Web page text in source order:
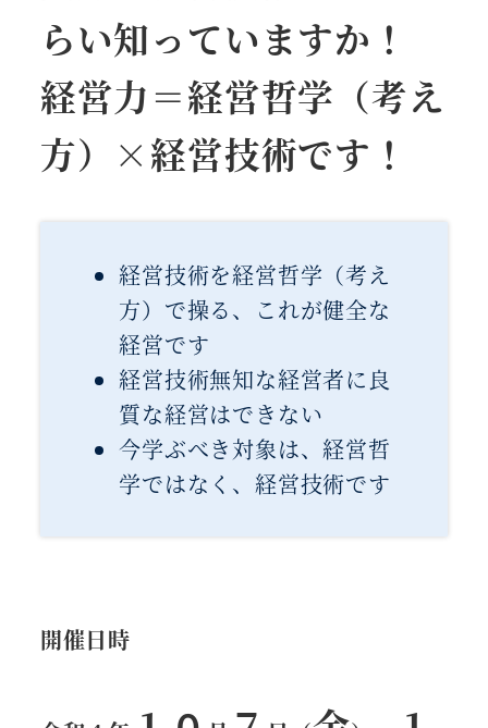
らい知っていますか！
経営力＝経営哲学（考え
方）×経営技術です！
経営技術を経営哲学（考え
方）で操る、これが健全な
経営です
経営技術無知な経営者に良
質な経営はできない
今学ぶべき対象は、経営哲
学ではなく、経営技術です
開催日時